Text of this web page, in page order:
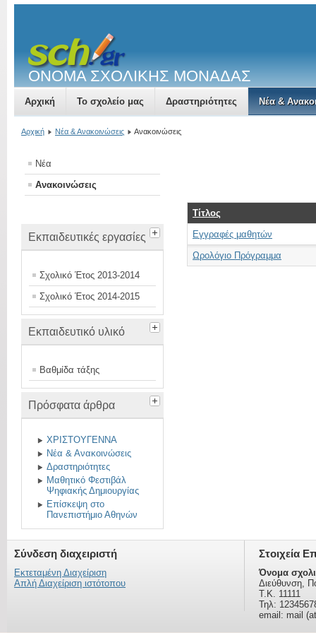
ΟΝΟΜΑ ΣΧΟΛΙΚΗΣ ΜΟΝΑΔΑΣ
Αρχική Το σχολείο μας Δραστηριότητες Νέα &
Αρχική Νέα & Ανακοινώσεις Ανακοινώσεις
Νέα
Ανακοινώσεις
Εκπαιδευτικές εργασίες
Σχολικό Έτος 2013-2014
Σχολικό Έτος 2014-2015
Εκπαιδευτικό υλικό
Βαθμίδα τάξης
Πρόσφατα άρθρα
ΧΡΙΣΤΟΥΓΕΝΝΑ
Νέα & Ανακοινώσεις
Δραστηριότητες
Μαθητικό Φεστιβάλ
Ψηφιακής Δημιουργίας
Επίσκεψη στο
Πανεπιστήμιο Αθηνών
Τίτλος
Εγγραφές μαθητών
Ωρολόγιο Πρόγραμμα
Σύνδεση διαχειριστή
Εκτεταμένη Διαχείριση
Απλή Διαχείριση ιστότοπου
Στοιχεία
Όνομα
Διεύθυνση,
Τ.Κ. 11111
Τηλ:
email: mail